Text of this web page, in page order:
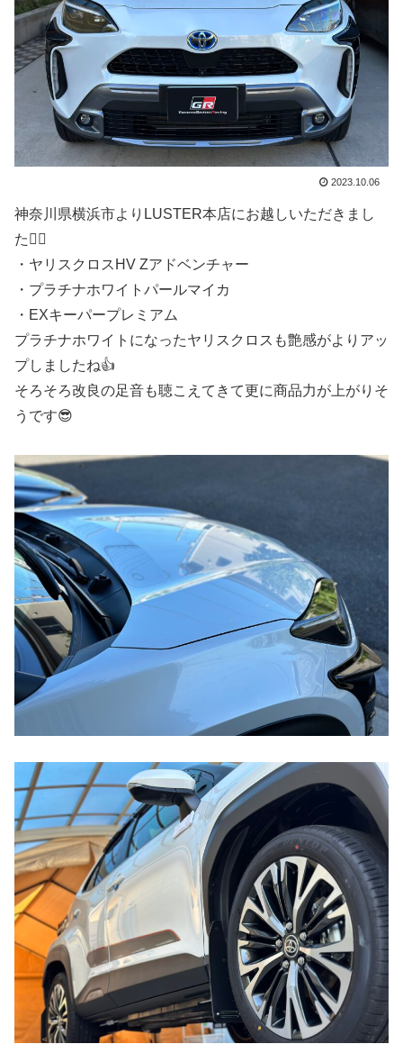
2023.10.06
神奈川県横浜市よりLUSTER本店にお越しいただきまし
た🙇‍♂️
・ヤリスクロスHV Zアドベンチャー
・プラチナホワイトパールマイカ
・EXキーパープレミアム
プラチナホワイトになったヤリスクロスも艶感がよりアッ
プしましたね👍
そろそろ改良の足音も聴こえてきて更に商品力が上がりそ
うです😎